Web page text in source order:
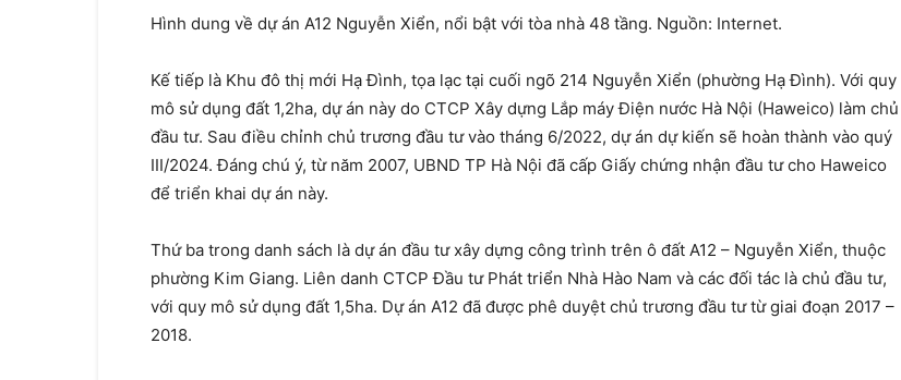
Hình dung về dự án A12 Nguyễn Xiển, nổi bật với tòa nhà 48 tầng. Nguồn: Internet.
Kế tiếp là Khu đô thị mới Hạ Đình, tọa lạc tại cuối ngõ 214 Nguyễn Xiển (phường Hạ Đình). Với quy
mô sử dụng đất 1,2ha, dự án này do CTCP Xây dựng Lắp máy Điện nước Hà Nội (Haweico) làm chủ
đầu tư. Sau điều chỉnh chủ trương đầu tư vào tháng 6/2022, dự án dự kiến sẽ hoàn thành vào quý
III/2024. Đáng chú ý, từ năm 2007, UBND TP Hà Nội đã cấp Giấy chứng nhận đầu tư cho Haweico
để triển khai dự án này.
Thứ ba trong danh sách là dự án đầu tư xây dựng công trình trên ô đất A12 – Nguyễn Xiển, thuộc
phường Kim Giang. Liên danh CTCP Đầu tư Phát triển Nhà Hào Nam và các đối tác là chủ đầu tư,
với quy mô sử dụng đất 1,5ha. Dự án A12 đã được phê duyệt chủ trương đầu tư từ giai đoạn 2017 –
2018.